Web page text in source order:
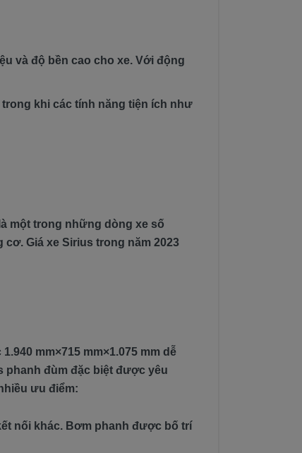
và độ bền cao cho xe. Với động
khi các tính năng tiện ích như
một trong những dòng xe số
Giá xe Sirius trong năm 2023
mm×715 mm×1.075 mm dễ
phanh đùm đặc biệt được yêu
ưu điểm:
nối khác. Bơm phanh được bố trí